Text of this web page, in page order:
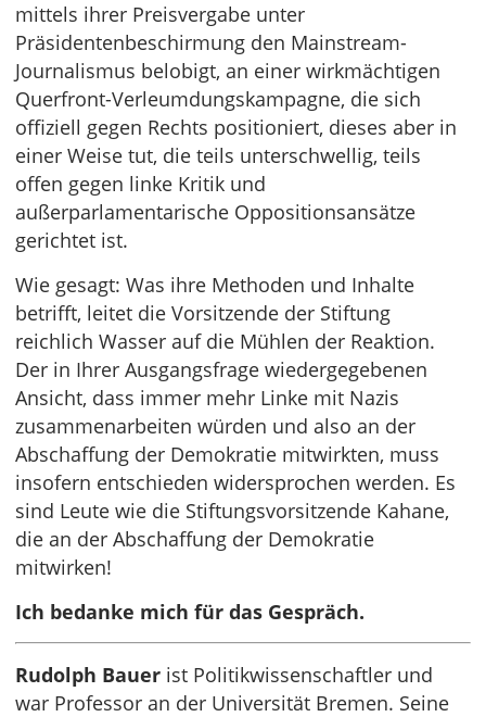
mittels ihrer Preisvergabe unter
Präsidentenbeschirmung den Mainstream-
Journalismus belobigt, an einer wirkmächtigen
Querfront-Verleumdungskampagne, die sich
offiziell gegen Rechts positioniert, dieses aber in
einer Weise tut, die teils unterschwellig, teils
offen gegen linke Kritik und
außerparlamentarische Oppositionsansätze
gerichtet ist.
Wie gesagt: Was ihre Methoden und Inhalte
betrifft, leitet die Vorsitzende der Stiftung
reichlich Wasser auf die Mühlen der Reaktion.
Der in Ihrer Ausgangsfrage wiedergegebenen
Ansicht, dass immer mehr Linke mit Nazis
zusammenarbeiten würden und also an der
Abschaffung der Demokratie mitwirkten, muss
insofern entschieden widersprochen werden. Es
sind Leute wie die Stiftungsvorsitzende Kahane,
die an der Abschaffung der Demokratie
mitwirken!
Ich bedanke mich für das Gespräch.
Rudolph Bauer ist Politikwissenschaftler und
war Professor an der Universität Bremen. Seine